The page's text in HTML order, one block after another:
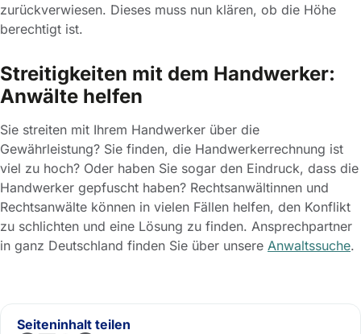
zurückverwiesen. Dieses muss nun klären, ob die Höhe
berechtigt ist.
Streitigkeiten mit dem Handwerker:
Anwälte helfen
Sie streiten mit Ihrem Handwerker über die
Gewährleistung? Sie finden, die Handwerkerrechnung ist
viel zu hoch? Oder haben Sie sogar den Eindruck, dass die
Handwerker gepfuscht haben? Rechtsanwältinnen und
Rechtsanwälte können in vielen Fällen helfen, den Konflikt
zu schlichten und eine Lösung zu finden. Ansprechpartner
in ganz Deutschland finden Sie über unsere Anwaltssuche.
Seiteninhalt teilen